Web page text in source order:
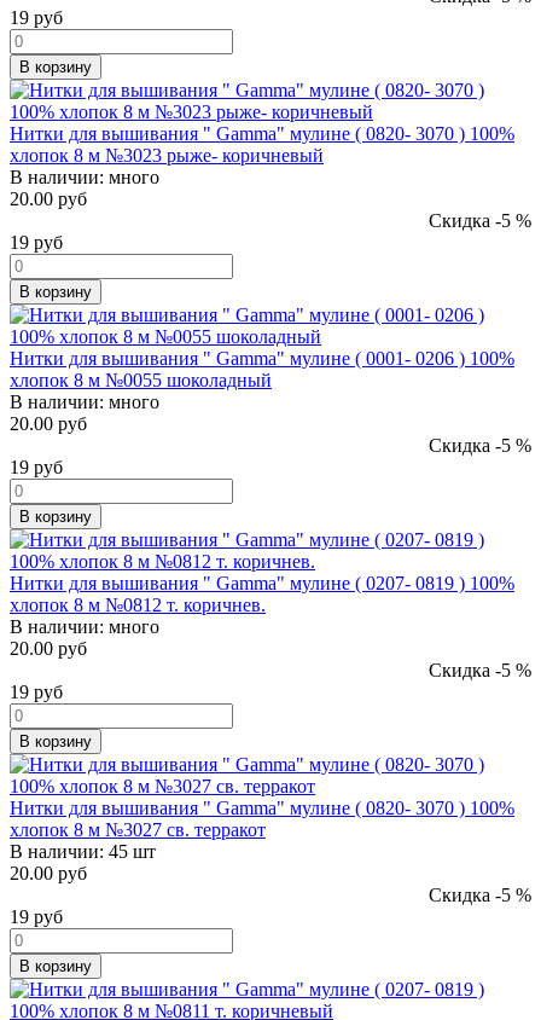
19 руб
В корзину
Нитки для вышивания " Gamma" мулине ( 0820- 3070 ) 100%
хлопок 8 м №3023 рыже- коричневый
В наличии: много
20.00 руб
Скидка -5 %
19 руб
В корзину
Нитки для вышивания " Gamma" мулине ( 0001- 0206 ) 100%
хлопок 8 м №0055 шоколадный
В наличии: много
20.00 руб
Скидка -5 %
19 руб
В корзину
Нитки для вышивания " Gamma" мулине ( 0207- 0819 ) 100%
хлопок 8 м №0812 т. коричнев.
В наличии: много
20.00 руб
Скидка -5 %
19 руб
В корзину
Нитки для вышивания " Gamma" мулине ( 0820- 3070 ) 100%
хлопок 8 м №3027 св. терракот
В наличии: 45 шт
20.00 руб
Скидка -5 %
19 руб
В корзину